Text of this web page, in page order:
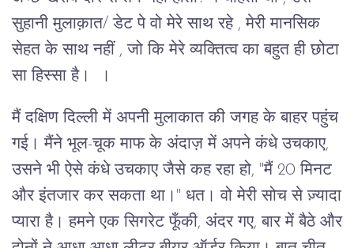
सुहानी मुलाक़ात/ डेट पे वो मेरे साथ रहे , मेरी मानसिक
सेहत के साथ नहीं , जो कि मेरे व्यक्तित्व का बहुत ही छोटा
सा हिस्सा है। ।
मैं दक्षिण दिल्ली में अपनी मुलाकात की जगह के बाहर पहुंच
गई। मैंने भूल-चूक माफ के अंदाज़ में अपने कंधे उचकाए,
उसने भी ऐसे कंधे उचकाए जैसे कह रहा हो, "मैं 20 मिनट
और इंतजार कर सकता था।" धत। वो मेरी सोच से ज़्यादा
प्यारा है। हमने एक सिगरेट फूँकी, अंदर गए, बार में बैठे और